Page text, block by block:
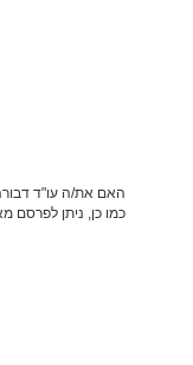
האם את/ה עו"ד
כמו כן, ניתן לפרסם